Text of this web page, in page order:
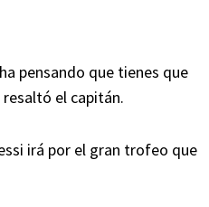
pensando que tienes que
el capitán.
irá por el gran trofeo que